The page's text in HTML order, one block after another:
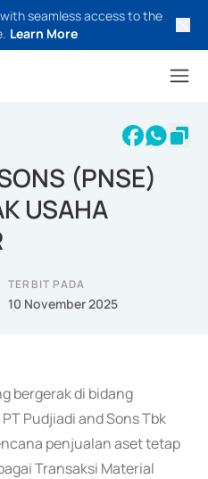
seamless access to the
Learn More
(PNSE)
USAHA
TERBIT PADA
10 November 2025
bergerak di bidang
Pudjiadi and Sons Tbk
penjualan aset tetap
Transaksi Material